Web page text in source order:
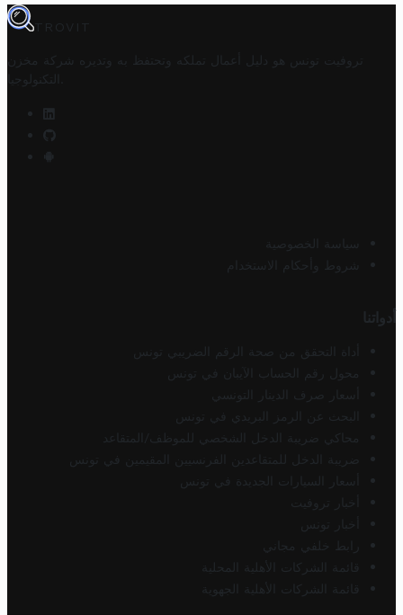
TROVIT
تروفيت تونس هو دليل أعمال تملكه وتحتفظ به وتديره
شركة مخزن
التكنولوجيا
سياسة الخصوصية
شروط وأحكام الاستخدام
أدواتنا
أداة التحقق من صحة الرقم الضريبي تونس
محول رقم الحساب الآيبان في تونس
أسعار صرف الدينار التونسي
البحث عن الرمز البريدي في تونس
محاكي ضريبة الدخل الشخصي للموظف/المتقاعد
ضريبة الدخل للمتقاعدين الفرنسيين المقيمين في تونس
أسعار السيارات الجديدة في تونس
أخبار تروفيت
أخبار تونس
رابط خلفي مجاني
قائمة الشركات الأهلية المحلية
قائمة الشركات الأهلية الجهوية